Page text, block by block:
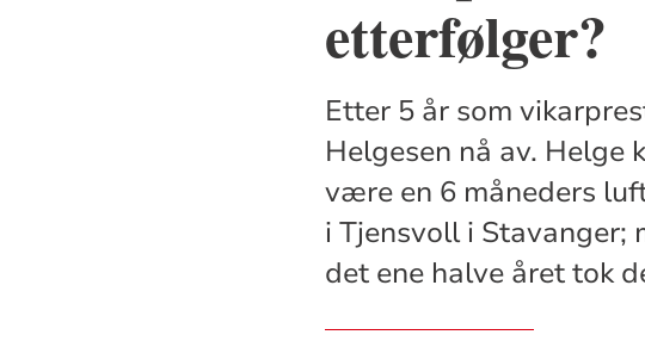
etterfølger?
Etter 5 år som
Helgesen nå av.
være en 6 måneders
i Tjensvoll i Stavanger;
det ene halve året tok